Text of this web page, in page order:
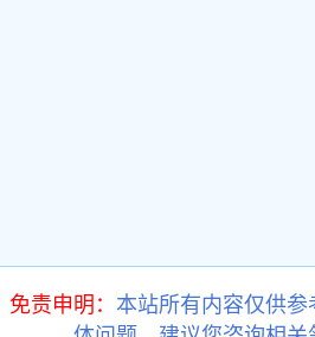
免责申明： 本站所有内容仅供